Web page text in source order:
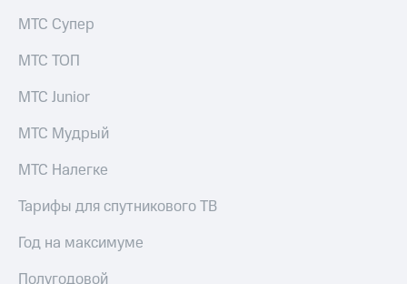
Уведомление
погашении
облигаций
Регистратор
Реквизиты
Контакты
развитие
этика
На главную
МТС Супер
МТС ТОП
МТС Junior
МТС Мудрый
МТС Налегке
Тарифы для спутникового ТВ
Год на максимуме
Полугодовой